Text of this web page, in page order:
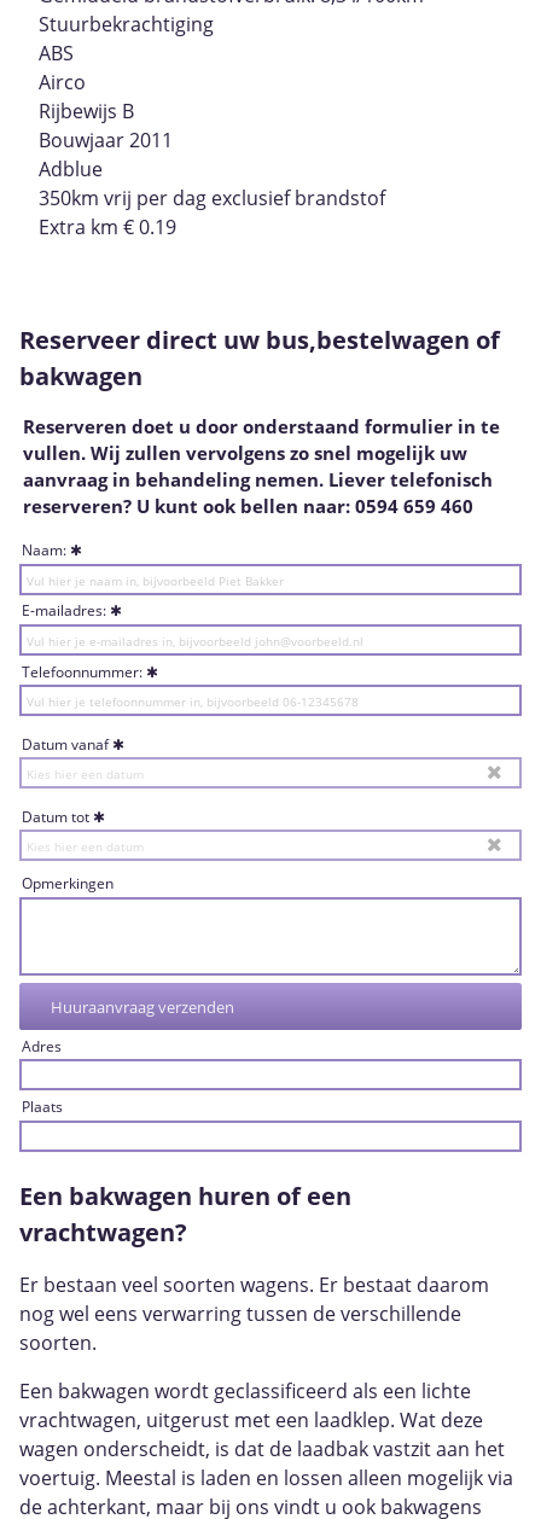
Stuurbekrachtiging
ABS
Airco
Rijbewijs B
Bouwjaar 2011
Adblue
350km vrij per dag exclusief brandstof
Extra km € 0.19
Reserveer direct uw bus,bestelwagen of
bakwagen
Reserveren doet u door onderstaand formulier in te
vullen. Wij zullen vervolgens zo snel mogelijk uw
aanvraag in behandeling nemen. Liever telefonisch
reserveren? U kunt ook bellen naar: 0594 659 460
Naam:
E-mailadres:
Telefoonnummer:
Datum vanaf
Datum tot
Opmerkingen
Adres
Plaats
Een bakwagen huren of een
vrachtwagen?
Er bestaan veel soorten wagens. Er bestaat daarom
nog wel eens verwarring tussen de verschillende
soorten.
Een bakwagen wordt geclassificeerd als een lichte
vrachtwagen, uitgerust met een laadklep. Wat deze
wagen onderscheidt, is dat de laadbak vastzit aan het
voertuig. Meestal is laden en lossen alleen mogelijk via
de achterkant, maar bij ons vindt u ook bakwagens